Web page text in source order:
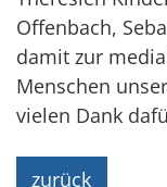
Offenbach,
damit zur
Menschen
vielen Dank
zurück